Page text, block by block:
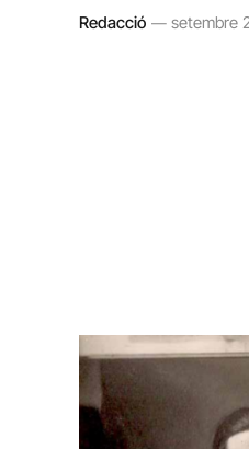
Redacció setembre